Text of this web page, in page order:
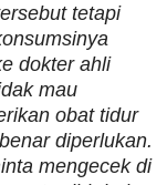
tetapi
dokter ahli
mau
obat tidur
diperlukan.
mengecek di